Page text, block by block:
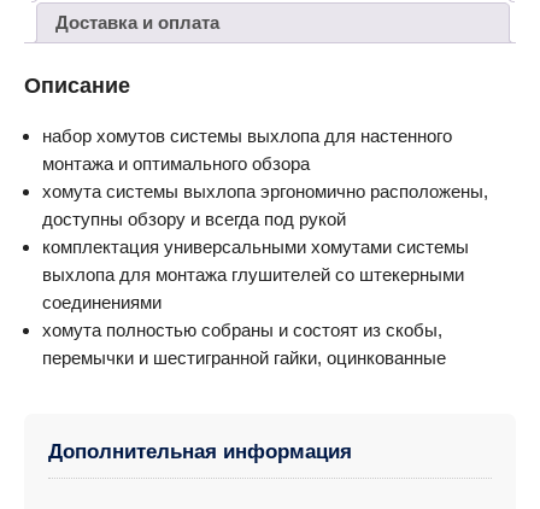
Доставка и оплата
Описание
набор хомутов системы выхлопа для настенного
монтажа и оптимального обзора
хомута системы выхлопа эргономично расположены,
доступны обзору и всегда под рукой
комплектация универсальными хомутами системы
выхлопа для монтажа глушителей со штекерными
соединениями
хомута полностью собраны и состоят из скобы,
перемычки и шестигранной гайки, оцинкованные
Дополнительная информация